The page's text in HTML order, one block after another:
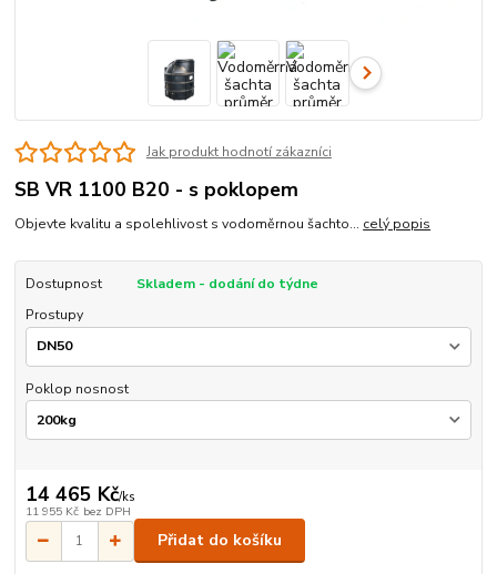
Jak produkt hodnotí zákazníci
SB VR 1100 B20 - s poklopem
Objevte kvalitu a spolehlivost s vodoměrnou šachto... celý popis
Dostupnost
Skladem - dodání do týdne
Prostupy
Poklop nosnost
14 465 Kč/ks
11 955 Kč bez DPH
Přidat do košíku